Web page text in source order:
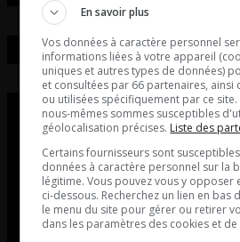
En savoir plus
Vos données à caractère personnel
informations liées à votre appareil
uniques et autres types de données)
et consultées par 66 partenaires, ainsi
ou utilisées spécifiquement par ce
nous-mêmes sommes susceptibles
géolocalisation précises. Liste des
Certains fournisseurs sont
données à caractère personnel sur la
légitime. Vous pouvez vous y opposer
ci-dessous. Recherchez un lien en bas
le menu du site pour gérer ou retirer
dans les paramètres des cookies et